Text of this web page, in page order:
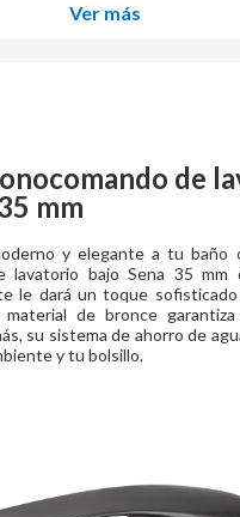
Ver más
de
mm
y elegante a tu baño
lavatorio bajo Sena 35 mm
le dará un toque
de bronce garantiza
su sistema de ahorro de
y tu bolsillo.